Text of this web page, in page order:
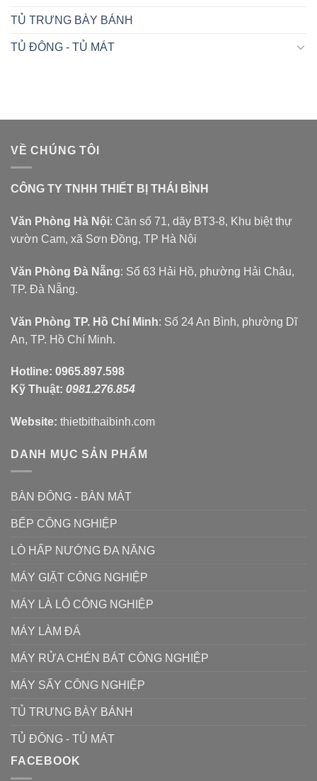
TỦ TRƯNG BÀY BÁNH
TỦ ĐÔNG - TỦ MÁT
VỀ CHÚNG TÔI
CÔNG TY TNHH THIẾT BỊ THÁI BÌNH
Văn Phòng Hà Nội: Căn số 71, dãy BT3-8, Khu biệt thự
vườn Cam, xã Sơn Đồng, TP Hà Nội
Văn Phòng Đà Nẵng: Số 63 Hải Hồ, phường Hải Châu,
TP. Đà Nẵng.
Văn Phòng TP. Hồ Chí Minh: Số 24 An Bình, phường Dĩ
An, TP. Hồ Chí Minh.
Hotline: 0965.897.598
Kỹ Thuật: 0981.276.854
Website: thietbithaibinh.com
DANH MỤC SẢN PHẨM
BÀN ĐÔNG - BÀN MÁT
BẾP CÔNG NGHIỆP
LÒ HẤP NƯỚNG ĐA NĂNG
MÁY GIẶT CÔNG NGHIỆP
MÁY LÀ LÔ CÔNG NGHIỆP
MÁY LÀM ĐÁ
MÁY RỬA CHÉN BÁT CÔNG NGHIỆP
MÁY SẤY CÔNG NGHIỆP
TỦ TRƯNG BÀY BÁNH
TỦ ĐÔNG - TỦ MÁT
FACEBOOK